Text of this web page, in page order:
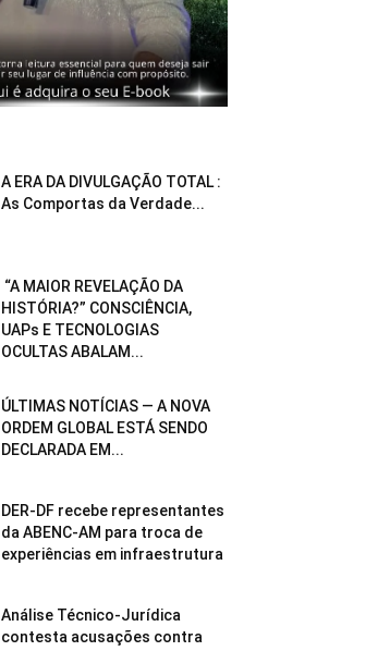
A ERA DA DIVULGAÇÃO TOTAL :
As Comportas da Verdade...
“A MAIOR REVELAÇÃO DA
HISTÓRIA?” CONSCIÊNCIA,
UAPs E TECNOLOGIAS
OCULTAS ABALAM...
ÚLTIMAS NOTÍCIAS — A NOVA
ORDEM GLOBAL ESTÁ SENDO
DECLARADA EM...
DER-DF recebe representantes
da ABENC-AM para troca de
experiências em infraestrutura
Análise Técnico-Jurídica
contesta acusações contra